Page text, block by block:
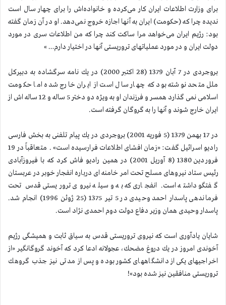
برای وزارت اطلاعات ایران كار می‌كرده و خانواده‌اش را برای چهار سال است
ندیده چرا كه (حكومت) ایران به آنها اجازه خروج نمی‌دهد. او در آن زمان گفته
بود: رژیم ایران می‌خواهد مرا ساكت كند چرا كه من اطلاعات سری در مورد
دولت ایران و در مورد عملیاتهای تروریستی آنها در اختیار دارم… »
بروجردی در 7 آبان 1379 (28 اكتبر 2000) در یك نامه سرگشاده به دبیركل
ملل متحد نوشته بود كه چهار سال است از ایران خارج شده اما حكومت
اسلامی نمی گذارد همسر و فرزندان او به ویژه دو دختر 5 ساله و 12 ساله اش از
ایران خارج شوند و آنها را به گروگان گرفته است.
در 17 بهمن 1379 (5 فوریه 2001) بروجردی در یك پیام تلفنی به بخش فارسی
رادیو اسرائیل گفت: «زمان افشای اطلاعات فرارسیده است» . متعاقباً در 19
فروردین 1380 (8 آوریل 2001) در همین رادیو فاش كرد كه با فیروزآبادی
رئیس ستاد نیروهای مسلح تحت امر خامنه ای درباره انفجار خوبر در عربستان
گفتگو داشته است. انفجاری كه به وسیله نیروی تروریستی قدس تحت
فرماندهی پاسدار احمد وحیدی در 5 تیر 1375 (25 ژوئن 1996) انجام شد.
پاسدار وحیدی همان وزیر دفاع دولت دوم احمدی نژاد است.
شایان یادآوری است كه نیروی تروریستی قدس به سیاق ثابت و همیشگی رژیم
آخوندی امروز در یك دروغ مضحك، عجولانه ادعا كرد كه آخوند گروگانگیر «از
اخراجیهای یكی از دانشگاههای كشور بوده و پس از مدتی نیز جذب گروهك
تروریستی منافقین نیز شده بود»!